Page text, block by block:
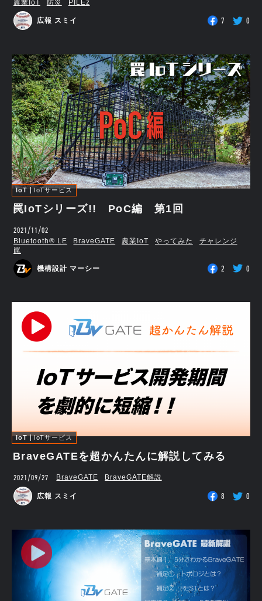
農業IoT
防災 PILEz
広報 スミイ 7 0
IoT IoTサービス
罠IoTシリーズ!! PoC編 第1回
2021/11/02
Bluetooth®︎ LE BraveGATE 農業IoT やってみた
チャレンジ
罠
機構設計 マーシー 2 0
IoT IoTサービス
BraveGATEを超かんたんに解説してみる
2021/09/27 BraveGATE BraveGATE解説
広報 スミイ 8 0